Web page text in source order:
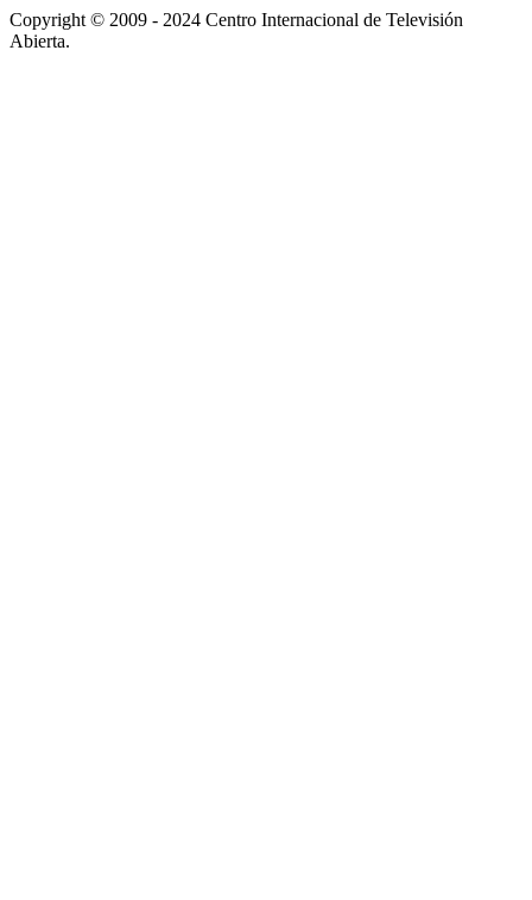
Copyright © 2009 - 2024 Centro Internacional de Televisión
Abierta.